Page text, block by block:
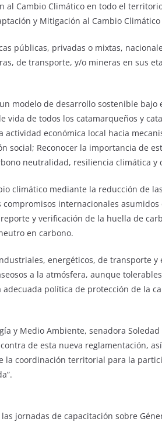
Cambio Climático en todo el
y Mitigación al Cambio Climático
públicas, privadas o mixtas,
de transporte, y/o mineras en sus
modelo de desarrollo sostenible
de todos los catamarqueños y
económica local hacia
social; Reconocer la importancia de
neutralidad, resiliencia climática y
climático mediante la reducción de
internacionales
y verificación de la huella de
en carbono.
energéticos, de transporte
a la atmósfera, aunque
política de protección de la
y Medio Ambiente, senadora
de esta nueva reglamentación,
coordinación territorial para la
jornadas de capacitación sobre